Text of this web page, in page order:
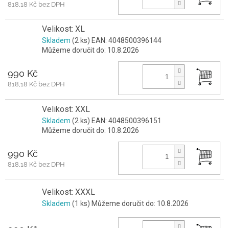
818,18 Kč bez DPH
Velikost: XL
Skladem (2 ks) EAN: 4048500396144
Můžeme doručit do: 10.8.2026
990 Kč
818,18 Kč bez DPH
Velikost: XXL
Skladem (2 ks) EAN: 4048500396151
Můžeme doručit do: 10.8.2026
990 Kč
818,18 Kč bez DPH
Velikost: XXXL
Skladem (1 ks) Můžeme doručit do: 10.8.2026